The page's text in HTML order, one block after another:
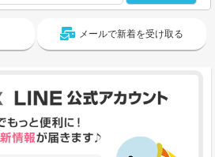
メールで新着を受け取る